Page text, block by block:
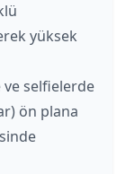
yüksek
selfielerde
ön plana